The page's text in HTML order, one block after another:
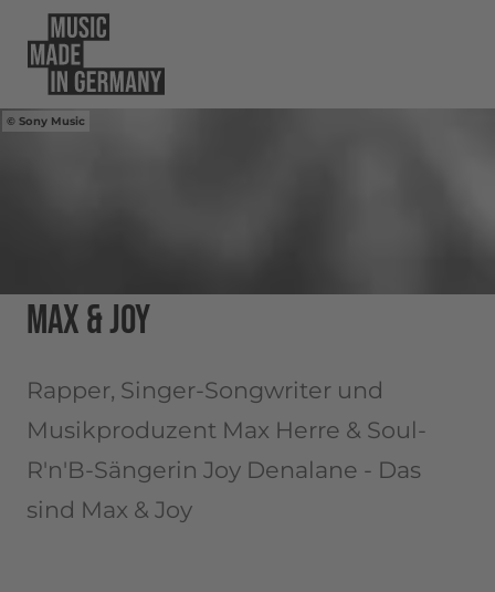
Sony Music
MAX & JOY
Rapper, Singer-Songwriter und
Musikproduzent Max Herre & Soul-
R'n'B-Sängerin Joy Denalane - Das
sind Max & Joy